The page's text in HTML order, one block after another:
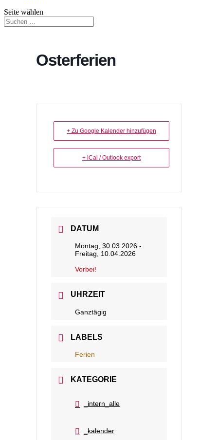
Seite wählen
Osterferien
+ Zu Google Kalender hinzufügen
+ iCal / Outlook export
DATUM
Montag, 30.03.2026 -
Freitag, 10.04.2026
Vorbei!
UHRZEIT
Ganztägig
LABELS
Ferien
KATEGORIE
_intern_alle
_kalender